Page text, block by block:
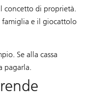
concetto di proprietà.
famiglia e il giocattolo
Se alla cassa
pagarla.